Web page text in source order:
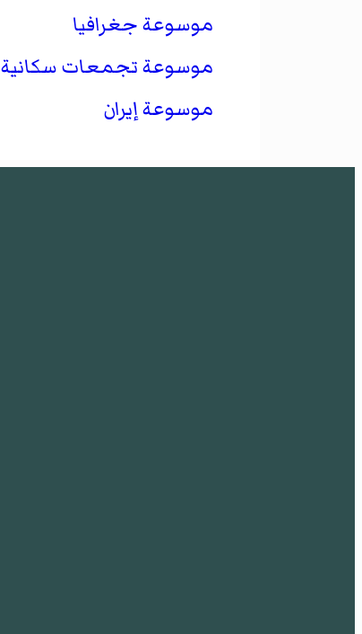
موسوعة جغرافيا
موسوعة تجمعات سكانية
موسوعة إيران